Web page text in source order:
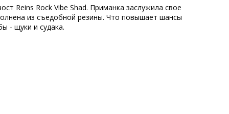
Reins Rock Vibe Shad. Приманка заслужила свое
из съедобной резины. Что повышает шансы
- щуки и судака.